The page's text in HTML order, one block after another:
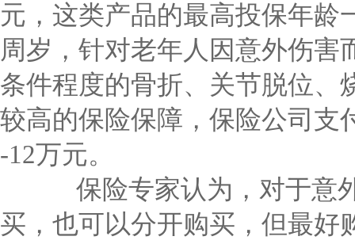
元，这类产品的最高投保年龄
周岁，针对老年人因意外伤害
条件程度的骨折、关节脱位、
较高的保险保障，保险公司支
-12万元。
保险专家认为，对于意
买，也可以分开购买，但最好